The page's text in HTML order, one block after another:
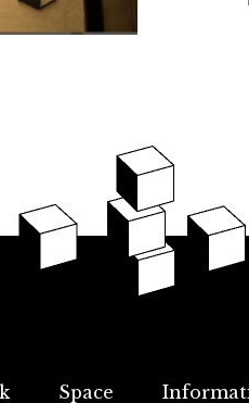
Space